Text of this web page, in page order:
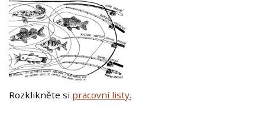
Rozklikněte si pracovní listy.